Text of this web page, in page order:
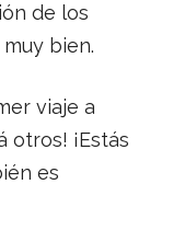
de los
bien.
viaje a
¡Estás
es